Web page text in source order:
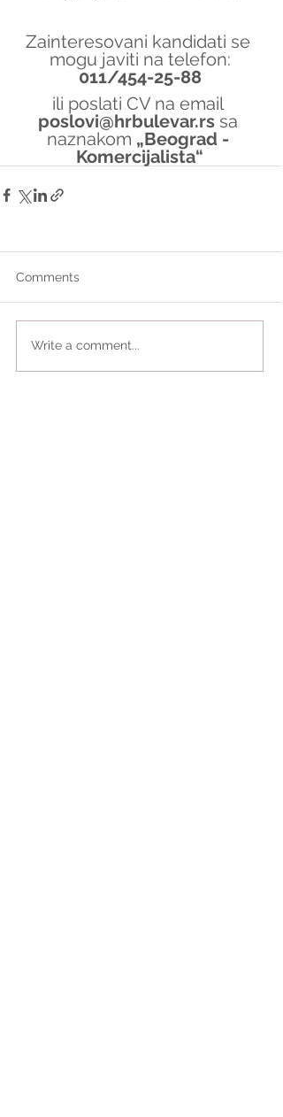
Zainteresovani kandidati se
mogu javiti na telefon:
011/454-25-88
ili poslati CV na email
poslovi@hrbulevar.rs sa
naznakom „Beograd -
Komercijalista“
Comments
Write a comment...